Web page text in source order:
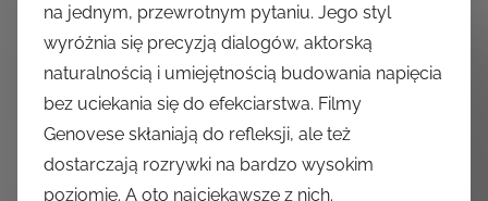
na jednym, przewrotnym pytaniu. Jego styl
wyróżnia się precyzją dialogów, aktorską
naturalnością i umiejętnością budowania napięcia
bez uciekania się do efekciarstwa. Filmy
Genovese skłaniają do refleksji, ale też
dostarczają rozrywki na bardzo wysokim
poziomie. A oto najciekawsze z nich.